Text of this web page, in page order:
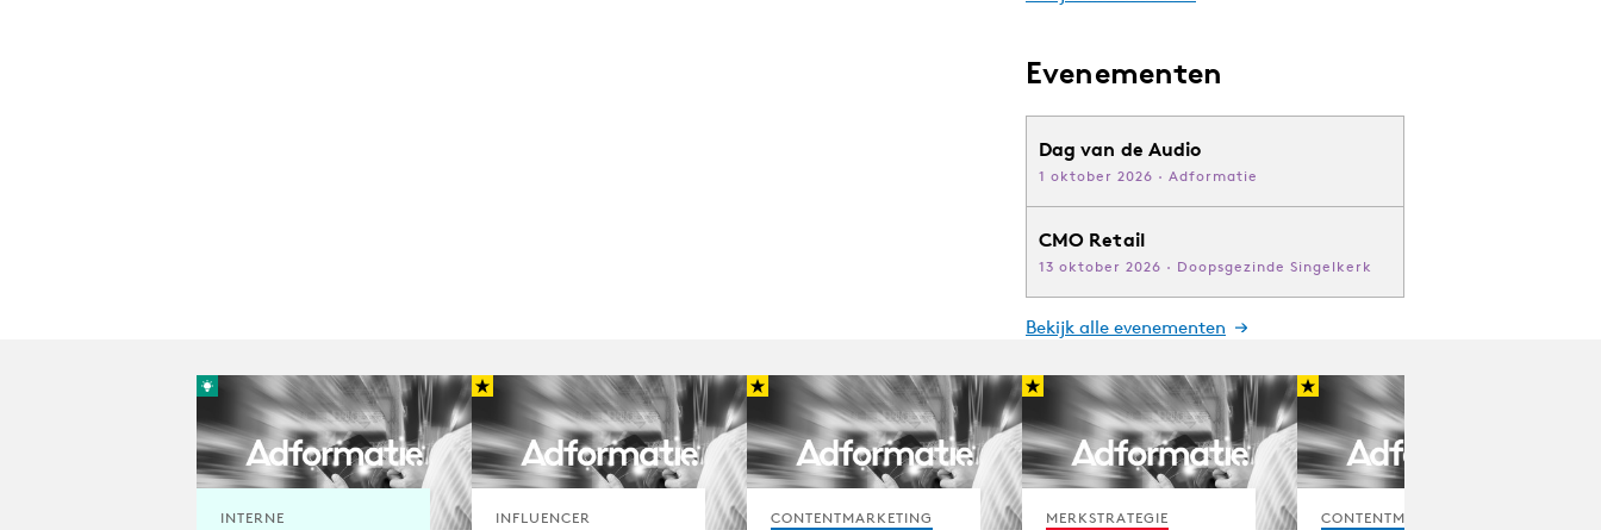
Evenementen
Dag van de Audio
1 oktober 2026 · Adformatie
CMO Retail
13 oktober 2026 · Doopsgezinde Singelkerk
Bekijk alle evenementen
INTERNE
INFLUENCER
CONTENTMARKETING MERKSTRATEGIE CONTENTMARKETING